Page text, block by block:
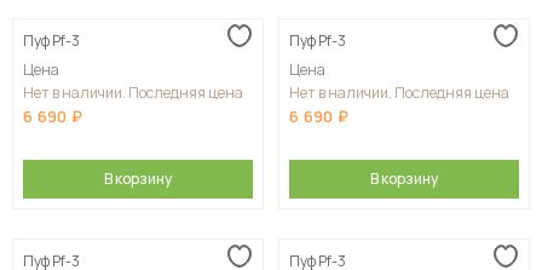
Пуф Pf-3
Цена
Нет в наличии. Последняя цена
6 690
В корзину
Пуф Pf-3
Цена
Нет в наличии. Последняя цена
6 690
В корзину
Пуф Pf-3
Пуф Pf-3